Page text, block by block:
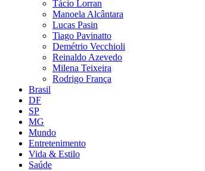
Tácio Lorran
Manoela Alcântara
Lucas Pasin
Tiago Pavinatto
Demétrio Vecchioli
Reinaldo Azevedo
Milena Teixeira
Rodrigo França
Brasil
DF
SP
MG
Mundo
Entretenimento
Vida & Estilo
Saúde